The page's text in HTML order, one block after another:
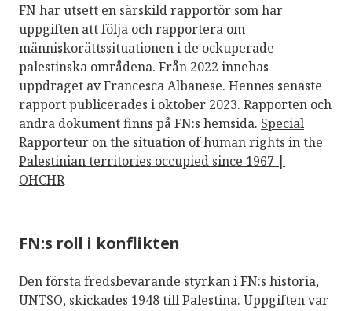
FN har utsett en särskild rapportör som har
uppgiften att följa och rapportera om
människorättssituationen i de ockuperade
palestinska områdena. Från 2022 innehas
uppdraget av Francesca Albanese. Hennes senaste
rapport publicerades i oktober 2023. Rapporten och
andra dokument finns på FN:s hemsida. Special
Rapporteur on the situation of human rights in the
Palestinian territories occupied since 1967 |
OHCHR
FN:s roll i konflikten
Den första fredsbevarande styrkan i FN:s historia,
UNTSO, skickades 1948 till Palestina. Uppgiften var